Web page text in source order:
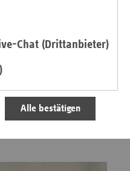
Chat (Drittanbieter)
Alle bestätigen
Landes für eine starke
Roth/B 52-
(Mitte) mit den
Dr. Christian
Kühne (BKK-
links), Biggi Bender (vdek,